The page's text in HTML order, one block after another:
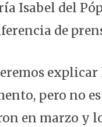
Isabel del
de
explicar
pero no
en marzo y